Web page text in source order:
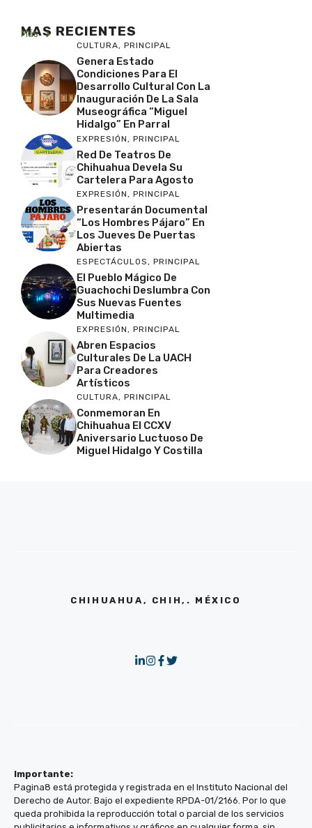
MAS RECIENTES
Más
CULTURA, PRINCIPAL
Genera Estado
Condiciones Para El
Desarrollo Cultural Con La
Inauguración De La Sala
Museográfica “Miguel
Hidalgo” En Parral
EXPRESIÓN , PRINCIPAL
Red De Teatros De
Chihuahua Devela Su
Cartelera Para Agosto
EXPRESIÓN, PRINCIPAL
Presentarán Documental
“Los Hombres Pájaro” En
Los Jueves De Puertas
Abiertas
ESPECTÁCULOS, PRINCIPAL
El Pueblo Mágico De
Guachochi Deslumbra Con
Sus Nuevas Fuentes
Multimedia
EXPRESIÓN, PRINCIPAL
Abren Espacios
Culturales De La UACH
Para Creadores
Artísticos
CULTURA, PRINCIPAL
Conmemoran En
Chihuahua El CCXV
Aniversario Luctuoso De
Miguel Hidalgo Y Costilla
CHIHUAHUA, CHIH,. MÉXICO
Importante:
Pagina8 está protegida y registrada en el Instituto Nacional del
Derecho de Autor. Bajo el expediente RPDA-01/2166. Por lo que
queda prohibida la reproducción total o parcial de los servicios